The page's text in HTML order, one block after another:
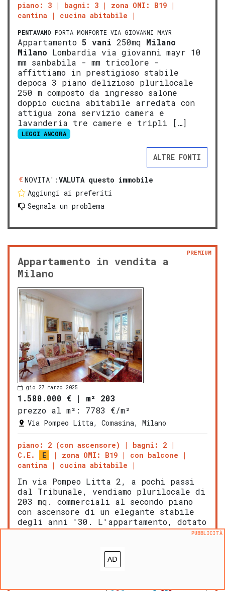
piano: 3 bagni: 3
zona OMI: B19
cantina
cucina abitabile
PENTAVANO PORTA MONFORTE VIA GIOVANNI MAYR
Appartamento 5 vani 250mq Milano
Milano Lombardia via giovanni mayr 10
mm sanbabila - mm tricolore -
affittiamo in prestigioso stabile
depoca 3 piano delizioso plurilocale
250 m composto da ingresso salone
doppio cucina abitabile arredata con
attigua zona servizio camera e
lavanderia tre camere e tripli […]
LEGGI ANCORA
ALTRE FONTI
NOVITA':VALUTA questo immobile
Aggiungi ai preferiti
Segnala un problema
Appartamento in vendita a
Milano
PREMIUM
gio 27 marzo 2025
1.580.000 € | m² 203
prezzo al m²:
7783 €/m²
Via Pompeo Litta, Comasina, Milano
piano: 2 (con ascensore)
bagni: 2
C.E.
E zona OMI: B19
con balcone
cantina
cucina abitabile
In via Pompeo Litta 2, a pochi passi
dal Tribunale, vendiamo plurilocale di
203 mq. commerciali al secondo piano
con ascensore di un elegante stabile
degli anni '30. L'appartamento, dotato
di doppio ingresso, è attualmente
PUBBLICITÀ